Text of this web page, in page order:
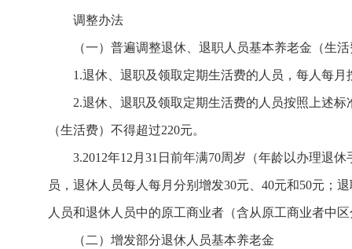
调整办法
（一）普遍调整退休、退职人员基本养老金（生活
1.退休、退职及领取定期生活费的人员，每人每月
2.退休、退职及领取定期生活费的人员按照上述标
（生活费）不得超过220元。
3.2012年12月31日前年满70周岁（年龄以办理退休
员，退休人员每人每月分别增发30元、40元和50元；
人员和退休人员中的原工商业者（含从原工商业者中
（二）增发部分退休人员基本养老金